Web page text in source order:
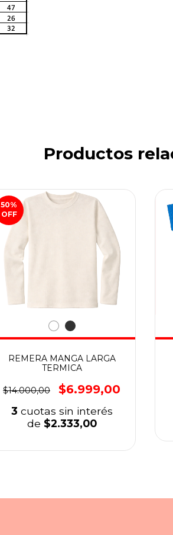
Productos
50%
OFF
REMERA MANGA LARGA
TERMICA
$14.000,00 $6.999,00
3 cuotas sin interés
de $2.333,00